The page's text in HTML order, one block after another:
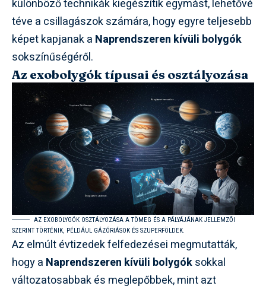
különböző technikák kiegészítik egymást, lehetővé
téve a csillagászok számára, hogy egyre teljesebb
képet kapjanak a Naprendszeren kívüli bolygók
sokszínűségéről.
Az exobolygók típusai és osztályozása
AZ EXOBOLYGÓK OSZTÁLYOZÁSA A TÖMEG ÉS A PÁLYÁJÁNAK JELLEMZŐI
SZERINT TÖRTÉNIK, PÉLDÁUL GÁZÓRIÁSOK ÉS SZUPERFÖLDEK.
Az elmúlt évtizedek felfedezései megmutatták,
hogy a Naprendszeren kívüli bolygóksokkal
változatosabbak és meglepőbbek, mint azt